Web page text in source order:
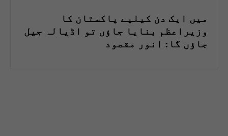
میں ایک دن کیلیے پاکستان کا
وزیراعظم بنایا جاؤں تو اڈیالہ جیل
جاؤں گا: انور مقصود